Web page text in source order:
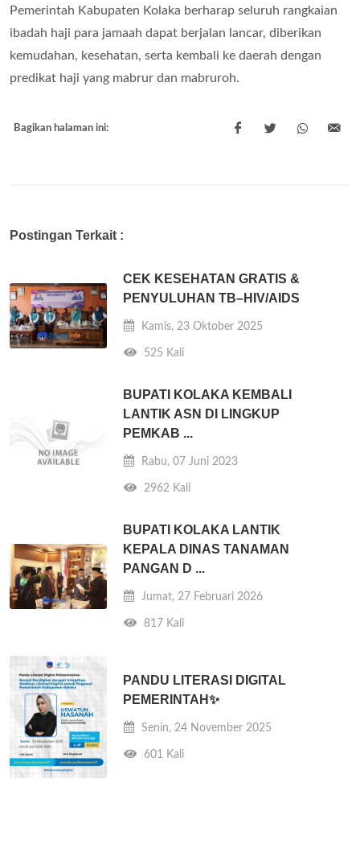
Pemerintah Kabupaten Kolaka berharap seluruh rangkaian
ibadah haji para jamaah dapat berjalan lancar, diberikan
kemudahan, kesehatan, serta kembali ke daerah dengan
predikat haji yang mabrur dan mabruroh.
Bagikan halaman ini:
Postingan Terkait :
CEK KESEHATAN GRATIS &
PENYULUHAN TB–HIV/AIDS
Kamis, 23 Oktober 2025
525 Kali
BUPATI KOLAKA KEMBALI
LANTIK ASN DI LINGKUP
PEMKAB ...
Rabu, 07 Juni 2023
2962 Kali
BUPATI KOLAKA LANTIK
KEPALA DINAS TANAMAN
PANGAN D ...
Jumat, 27 Februari 2026
817 Kali
PANDU LITERASI DIGITAL
PEMERINTAH✨️
Senin, 24 November 2025
601 Kali